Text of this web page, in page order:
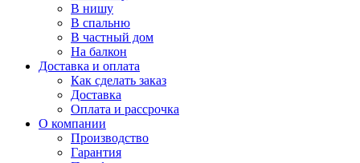
В нишу
В спальню
В частный дом
На балкон
Доставка и оплата
Как сделать заказ
Доставка
Оплата и рассрочка
О компании
Производство
Гарантия